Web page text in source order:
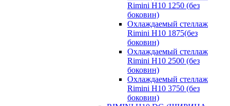
Rimini H10 1250 (без
боковин)
Охлаждаемый стеллаж
Rimini H10 1875(без
боковин)
Охлаждаемый стеллаж
Rimini H10 2500 (без
боковин)
Охлаждаемый стеллаж
Rimini H10 3750 (без
боковин)